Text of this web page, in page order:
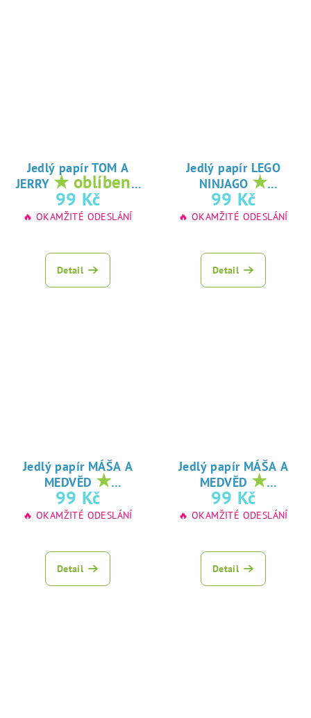
Jedlý papír TOM A
JERRY ★ oblíbený
tisk na jedlý
papír
99 Kč
🔥 OKAMŽITÉ ODESLÁNÍ
Detail
Jedlý papír LEGO
NINJAGO ★
oblíbený tisk na
jedlý papír
99 Kč
🔥 OKAMŽITÉ ODESLÁNÍ
Detail
Jedlý papír MÁŠA A
MEDVĚD ★
oblíbený tisk na
jedlý papír
99 Kč
🔥 OKAMŽITÉ ODESLÁNÍ
Detail
Jedlý papír MÁŠA A
MEDVĚD ★
oblíbený tisk na
jedlý papír
99 Kč
🔥 OKAMŽITÉ ODESLÁNÍ
Detail